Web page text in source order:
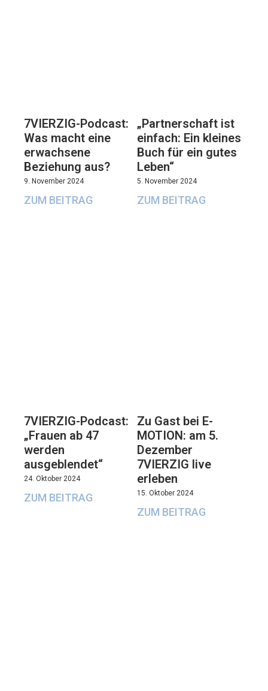
7VIERZIG-Podcast:
Was macht eine
erwachsene
Beziehung aus?
9. November 2024
ZUM BEITRAG
„Partnerschaft ist
einfach: Ein kleines
Buch für ein gutes
Leben“
5. November 2024
ZUM BEITRAG
7VIERZIG-Podcast:
„Frauen ab 47
werden
ausgeblendet“
24. Oktober 2024
ZUM BEITRAG
Zu Gast bei E-
MOTION: am 5.
Dezember
7VIERZIG live
erleben
15. Oktober 2024
ZUM BEITRAG